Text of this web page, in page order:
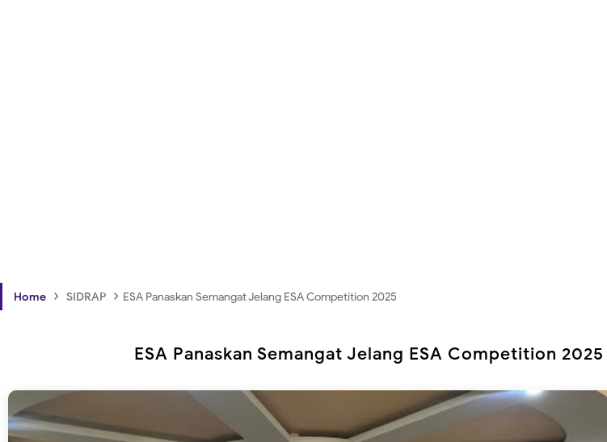
Home › SIDRAP › ESA Panaskan Semangat Jelang ESA Competition 2025
ESA Panaskan Semangat Jelang ESA Competition 2025